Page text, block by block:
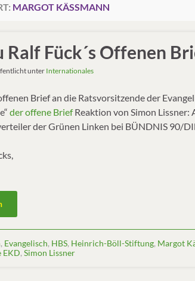
MARGOT KÄSSMANN
Ralf Fück´s Offenen
unterInternationales
Brief an die Ratsvorsitzende der
der offene BriefReaktion von Simon
der Grünen Linken bei BÜNDNIS 90/
, Evangelisch, HBS, Heinrich-Böll-Stiftung, Margot
EKD, Simon Lissner